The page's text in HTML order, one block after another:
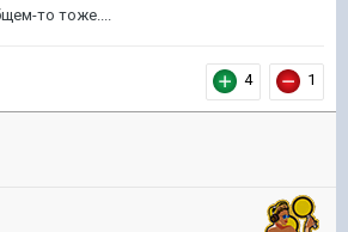
то тоже....
4 1